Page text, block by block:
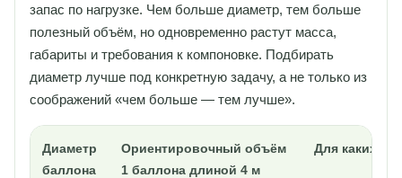
запас по нагрузке. Чем больше диаметр, тем больше
полезный объём, но одновременно растут масса,
габариты и требования к компоновке. Подбирать
диаметр лучше под конкретную задачу, а не только из
соображений «чем больше — тем лучше».
Диаметр
баллона
Ориентировочный объём
1 баллона длиной 4 м
Для каких